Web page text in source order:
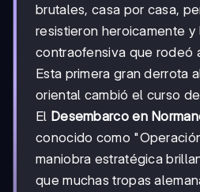
brutales, casa por casa,
resistieron heroicamente y
contraofensiva que rodeó
Esta primera gran derrota
oriental cambió el curso
El Desembarco en
conocido como
maniobra estratégica
que muchas tropas